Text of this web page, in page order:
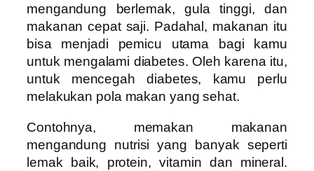
mengandung berlemak, gula tinggi, dan
makanan cepat saji. Padahal, makanan itu
bisa menjadi pemicu utama bagi kamu
untuk mengalami diabetes. Oleh karena itu,
untuk mencegah diabetes, kamu perlu
melakukan pola makan yang sehat.
Contohnya, memakan makanan
mengandung nutrisi yang banyak seperti
lemak baik, protein, vitamin dan mineral.